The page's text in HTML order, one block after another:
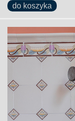
do koszyka